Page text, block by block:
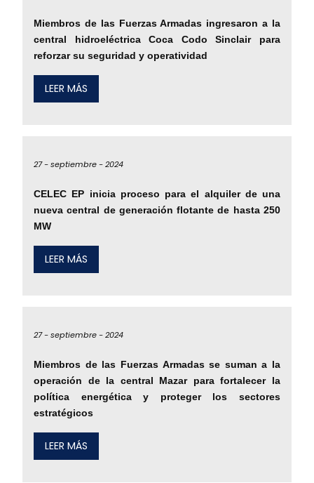
Miembros de las Fuerzas Armadas ingresaron a la
central hidroeléctrica Coca Codo Sinclair para
reforzar su seguridad y operatividad
LEER MÁS
27 -septiembre -2024
CELEC EP inicia proceso para el alquiler de una
nueva central de generación flotante de hasta 250
MW
LEER MÁS
27 -septiembre -2024
Miembros de las Fuerzas Armadas se suman a la
operación de la central Mazar para fortalecer la
política energética y proteger los sectores
estratégicos
LEER MÁS